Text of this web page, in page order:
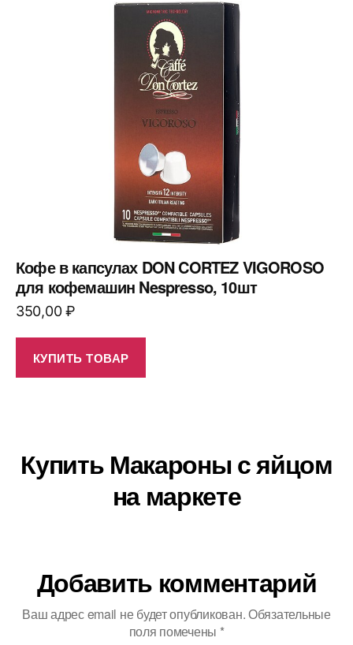
Кофе в капсулах DON CORTEZ VIGOROSO
для кофемашин Nespresso, 10шт
350,00₽
КУПИТЬ ТОВАР
Купить Макароны с яйцом
на маркете
Добавить комментарий
Ваш адрес email не будет опубликован.Обязательные
поля помечены *